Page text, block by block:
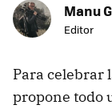
Manu
Editor
Para celebrar
propone todo